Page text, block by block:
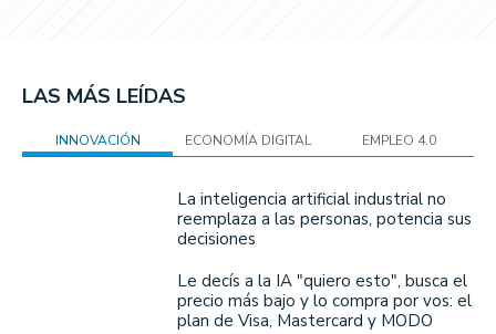
LAS MÁS LEÍDAS
INNOVACIÓN ECONOMÍA DIGITAL EMPLEO 4.0
La inteligencia artificial industrial no
reemplaza a las personas, potencia sus
decisiones
Le decís a la IA "quiero esto", busca el
precio más bajo y lo compra por vos: el
plan de Visa, Mastercard y MODO